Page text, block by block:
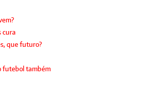
cura
que futuro?
futebol também